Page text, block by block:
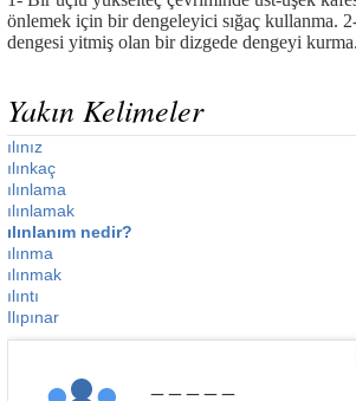
önlemek için bir dengeleyici sığaç kullanma.
dengesi yitmiş olan bir dizgede dengeyi kurma.
Yakın Kelimeler
ılınız
ılınkaç
ılınlama
ılınlamak
ılınlanım nedir?
ılınma
ılınmak
ılıntı
Ilıpınar